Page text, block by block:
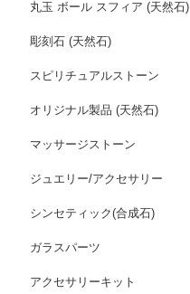
丸玉 ボール スフィア (天然石)
彫刻石 (天然石)
スピリチュアルストーン
オリジナル製品 (天然石)
マッサージストーン
ジュエリー/アクセサリー
シンセティック(合成石)
ガラスパーツ
アクセサリーキット